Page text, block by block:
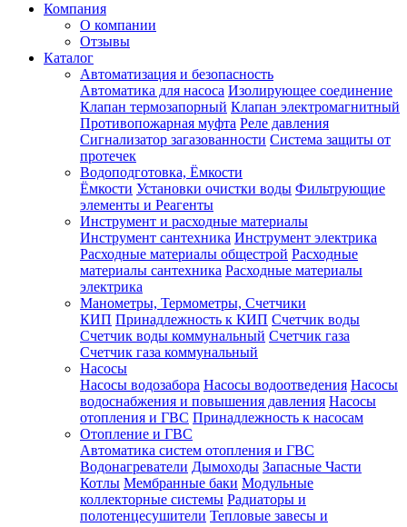
Компания
О компании
Отзывы
Каталог
Автоматизация и безопасность
Автоматика для насоса Изолирующее соединение
Клапан термозапорный Клапан электромагнитный
Противопожарная муфта Реле давления
Сигнализатор загазованности Система защиты от
протечек
Водоподготовка, Ёмкости
Ёмкости Установки очистки воды Фильтрующие
элементы и Реагенты
Инструмент и расходные материалы
Инструмент сантехника Инструмент электрика
Расходные материалы общестрой Расходные
материалы сантехника Расходные материалы
электрика
Манометры, Термометры, Счетчики
КИП Принадлежность к КИП Счетчик воды
Счетчик воды коммунальный Счетчик газа
Счетчик газа коммунальный
Насосы
Насосы водозабора Насосы водоотведения Насосы
водоснабжения и повышения давления Насосы
отопления и ГВС Принадлежность к насосам
Отопление и ГВС
Автоматика систем отопления и ГВС
Водонагреватели Дымоходы Запасные Части
Котлы Мембранные баки Модульные
коллекторные системы Радиаторы и
полотенцесушители Тепловые завесы и